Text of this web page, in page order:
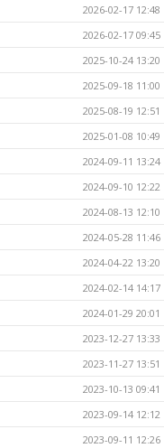
2026-02-17 12:48
2026-02-17 09:45
2025-10-24 13:20
2025-09-18 11:00
2025-08-19 12:51
2025-01-08 10:49
2024-09-11 13:24
2024-09-10 12:22
2024-08-13 12:10
2024-05-28 11:46
2024-04-22 13:20
2024-02-14 14:17
2024-01-29 20:01
2023-12-27 13:33
2023-11-27 13:51
2023-10-13 09:41
2023-09-14 12:12
2023-09-11 12:26